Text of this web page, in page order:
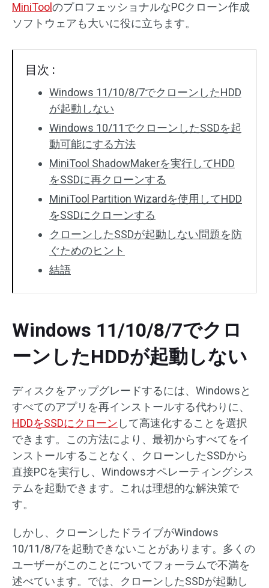
MiniToolのプロフェッショナルなPCクローン作成
ソフトウェアも大いに役に立ちます。
目次 :
Windows 11/10/8/7でクローンしたHDD
が起動しない
Windows 10/11でクローンしたSSDを起
動可能にする方法
MiniTool ShadowMakerを実行してHDD
をSSDに再クローンする
MiniTool Partition Wizardを使用してHDD
をSSDにクローンする
クローンしたSSDが起動しない問題を防
ぐためのヒント
結語
Windows 11/10/8/7でクロ
ーンしたHDDが起動しない
ディスクをアップグレードするには、Windowsと
すべてのアプリを再インストールする代わりに、
HDDをSSDにクローン して高速化することを選択
できます。この方法により、最初からすべてをイ
ンストールすることなく、クローンしたSSDから
直接PCを実行し、Windowsオペレーティングシス
テムを起動できます。これは理想的な解決策で
す。
しかし、クローンしたドライブがWindows
10/11/8/7を起動できないことがあります。多くの
ユーザーがこのことについてフォーラムで不満を
述べています。では、クローンしたSSDが起動し